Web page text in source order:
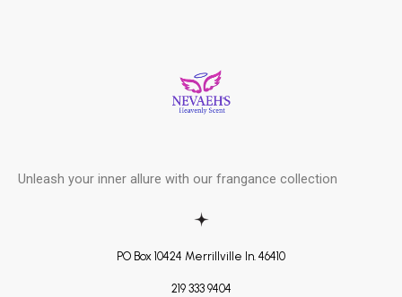
Unleash your inner allure with our frangance collection
PO Box 10424 Merrillville In. 46410
219 333 9404